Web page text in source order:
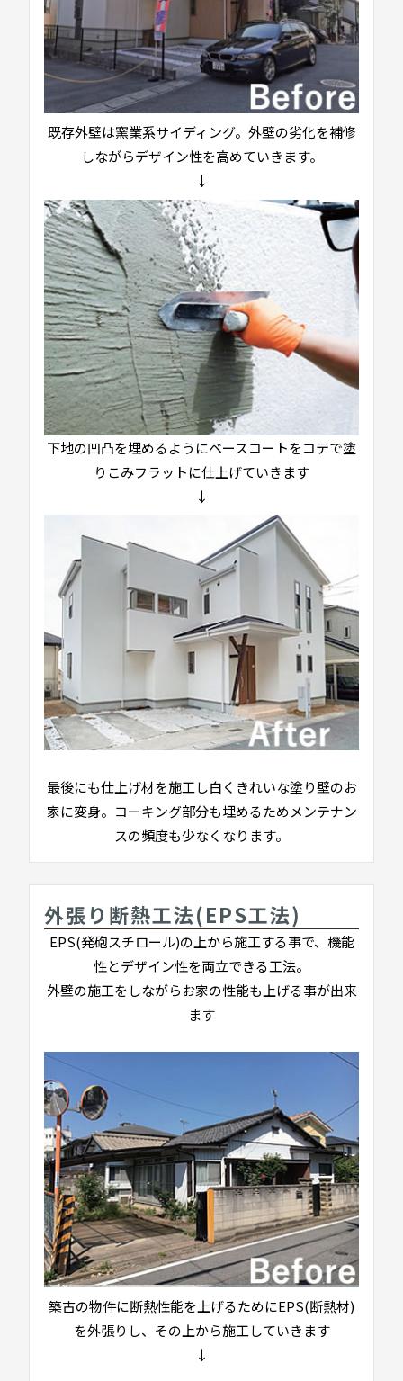
既存外壁は窯業系サイディング。外壁の劣化を補修
しながらデザイン性を高めていきます。
↓
下地の凹凸を埋めるようにベースコートをコテで塗
りこみフラットに仕上げていきます
↓
最後にも仕上げ材を施工し白くきれいな塗り壁のお
家に変身。コーキング部分も埋めるためメンテナン
スの頻度も少なくなります。
外張り断熱工法(EPS工法)
EPS(発砲スチロール)の上から施工する事で、機能
性とデザイン性を両立できる工法。
外壁の施工をしながらお家の性能も上げる事が出来
ます
築古の物件に断熱性能を上げるためにEPS(断熱材)
を外張りし、その上から施工していきます
↓